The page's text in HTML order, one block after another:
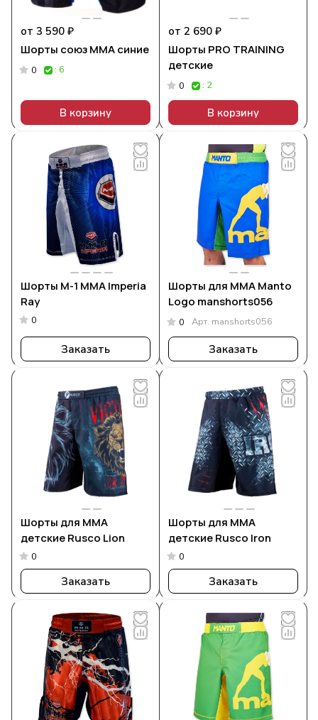
от 3 590 ₽
Шорты союз ММА синие
0 : 6
В корзину
от 2 690 ₽
Шорты PRO TRAINING
детские
0 : 2
В корзину
Шорты M-1 ММА Imperia
Ray
0
Заказать
Шорты для MMA Manto
Logo manshorts056
0 Арт. manshorts056
Заказать
Шорты для ММА
детские Rusco Lion
0
Заказать
Шорты для MMA
детские Rusco Iron
0
Заказать